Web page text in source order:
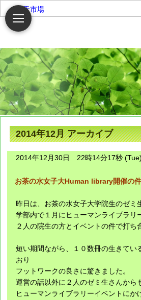
楽天市場
2014年12月 アーカイブ
2014年12月30日 22時14分17秒 (Tue)
お茶の水女子大Human library開催の
昨日は、お茶の水女子大学院生のゼミ
学部内で１月にヒューマンライブラリ
２人の院生の方とイベントの件で打ち
短い期間ながら、１０数冊の生きてい
おり
フットワークの良さに驚きました。
運営の話以外に２人のゼミ生さんから
ヒューマンライブラリーイベントにか